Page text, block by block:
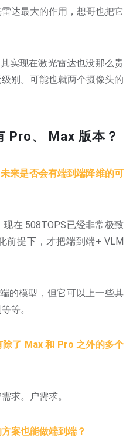
达最大的作用，想哥也把它
实现在激光雷达也没那么贵
别。可能也就两个摄像头的
Pro、 Max 版本？
来是否会有端到端降维的可
在 508TOPS已经非常极致
前提下，才把端到端+ VLM
的模型，但它可以上一些其
等。
了 Max 和 Pro 之外的多个
求。户需求。
案也能做端到端？